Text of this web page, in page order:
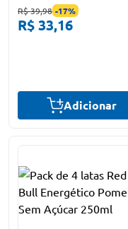
R$ 39,98 -17%
R$ 33,16
Adicionar